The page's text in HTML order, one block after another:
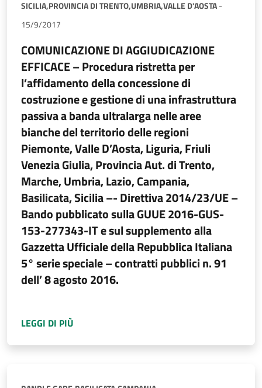
SICILIA,PROVINCIA DI TRENTO,UMBRIA,VALLE D'AOSTA-
15/9/2017
COMUNICAZIONE DI AGGIUDICAZIONE
EFFICACE – Procedura ristretta per
l’affidamento della concessione di
costruzione e gestione di una infrastruttura
passiva a banda ultralarga nelle aree
bianche del territorio delle regioni
Piemonte, Valle D’Aosta, Liguria, Friuli
Venezia Giulia, Provincia Aut. di Trento,
Marche, Umbria, Lazio, Campania,
Basilicata, Sicilia –- Direttiva 2014/23/UE –
Bando pubblicato sulla GUUE 2016-GUS-
153-277343-IT e sul supplemento alla
Gazzetta Ufficiale della Repubblica Italiana
5° serie speciale – contratti pubblici n. 91
dell’ 8 agosto 2016.
LEGGI DI PIÙ